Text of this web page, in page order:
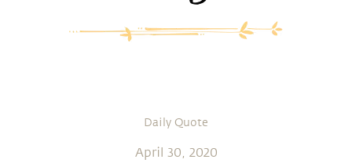
Daily Quote
April 30, 2020